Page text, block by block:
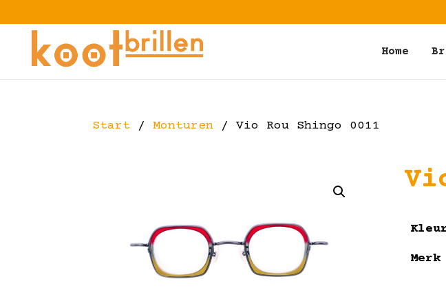
Home
Start /Monturen / Vio Rou Shingo 0011
Merk